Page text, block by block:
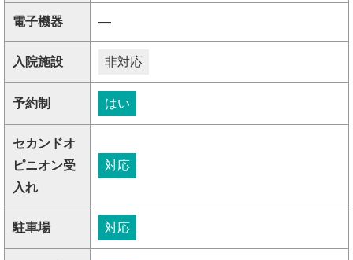
電子機器 ―
入院施設 非対応
予約制 はい
セカンドオ
ピニオン受
入れ
対応
駐車場 対応